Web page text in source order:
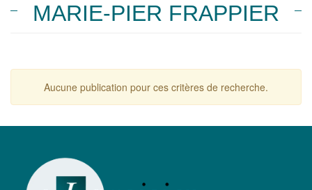
MARIE-PIER FRAPPIER
Aucune publication pour ces critères de recherche.